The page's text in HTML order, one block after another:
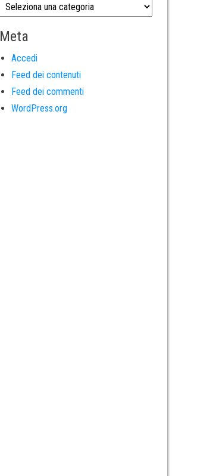
Meta
Accedi
Feed dei contenuti
Feed dei commenti
WordPress.org